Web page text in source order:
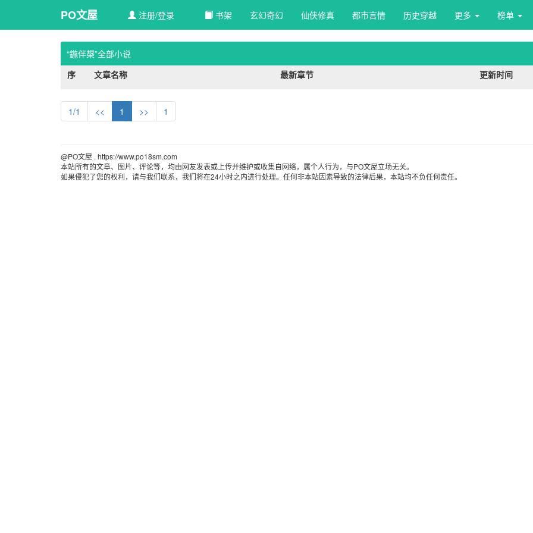
PO文屋 注册/登录 书架 玄幻奇幻 仙侠修真 都市言情 历史穿越 更多 榜单
“鍦伴槼”全部小说
序
文章名称 最新章节 更新时间
1/1 << 1 >> 1
@PO文屋 . https://www.po18sm.com
本站所有的文章、图片、评论等，均由网友发表或上传并维护或收集自网络，属个人行为，与PO文屋立场无关。
如果侵犯了您的权利，请与我们联系，我们将在24小时之内进行处理。任何非本站因素导致的法律后果，本站均不负任何责任。